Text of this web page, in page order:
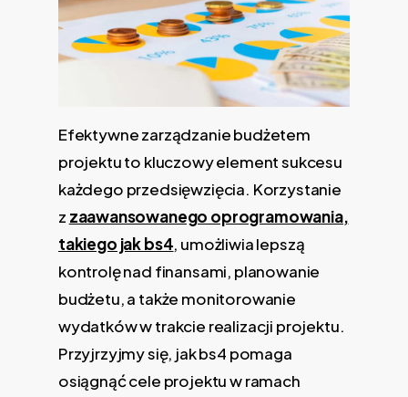
Efektywne zarządzanie budżetem
projektu to kluczowy element sukcesu
każdego przedsięwzięcia. Korzystanie
z zaawansowanego oprogramowania,
takiego jak bs4, umożliwia lepszą
kontrolę nad finansami, planowanie
budżetu, a także monitorowanie
wydatków w trakcie realizacji projektu.
Przyjrzyjmy się, jak bs4 pomaga
osiągnąć cele projektu w ramach